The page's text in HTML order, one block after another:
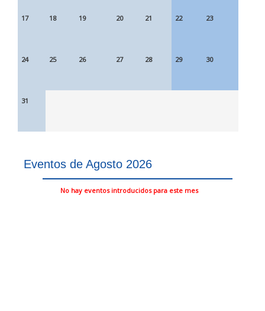
17 18 19 20 21 22 23
24 25 26 27 28 29 30
31
Eventos de Agosto 2026
No hay eventos introducidos para este mes